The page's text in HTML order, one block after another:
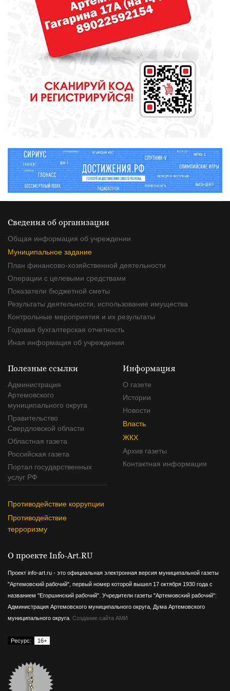
От диеты до режима: все о
питании при грудном
вскармливании
СПОРТ
полицейского
Сведения об организации
Общая информация об учреждении
Муниципальное задание
План финансово-хозяйственной деятельности
Операции с целевыми средствами
Показатели бюджетной сметы
Результаты деятельности, использование имущества
Контрольные мероприятия и их результаты
Годовая бухгалтерская отчетность
Иная информация об учреждении
Полезные ссылки
Администрация
Артемовского
муниципального округа
Правительство
Свердловской области
Областная газета
Российская газета
Портал государственных
услуг РФ
Противодействие коррупции
Противодействие
терроризму
Информация
О газете
Истории
Новости
Власть
ЖКХ
Архив газеты
Контактная информация
О проекте Info-Art.RU
Проект info-art.ru - это официальная электронная версия муниципальной газеты
"Артемовский рабочий", первый номер которой вышел 17 октября 1930 года с
названием "Егоршинский рабочий". Учредители газеты "Артемовский рабочий":
Администрация Артемовского муниципального округа, Дума Артемовского
муниципального округа. Создание сайта АМИ
Ресурс: 16+